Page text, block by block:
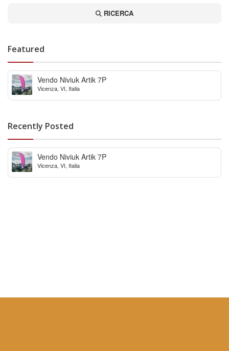
RICERCA
Featured
Vendo Niviuk Artik 7P
Vicenza, VI, Italia
Recently Posted
Vendo Niviuk Artik 7P
Vicenza, VI, Italia